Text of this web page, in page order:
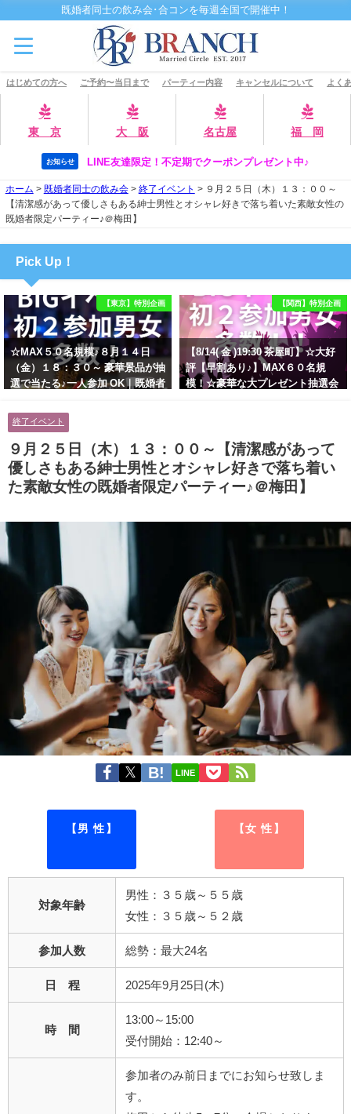
既婚者同士の飲み会･合コンを毎週全国で開催中！
はじめての方へ ご予約〜当日まで パーティー内容 キャンセルについて よく
東 京 大 阪 名古屋 福 岡
お知らせ LINE友達限定！不定期でクーポンプレゼント中♪
ホーム > 既婚者同士の飲み会> 終了イベント > ９月２５日（木）１３：００～
【清潔感があって優しさもある紳士男性とオシャレ好きで落ち着いた素敵女性の
既婚者限定パーティー♪＠梅田】
Pick Up！
【東京】特別企画
☆MAX５０名規模♪８月１４日
（金）１８：３０～ 豪華景品が抽
選で当たる♪一人参加 OK｜既婚者
に余裕のある健康的なオシャレ男
性と美容好きで優しさのある大人
女性の既婚者限定ビッグパーティ
ー♪＠池袋】
【関西】特別企画
【8/14( 金 )19:30 茶屋町】☆大好
評【早割あり♪】MAX６０名規
模！☆豪華な大プレゼント抽選会
ティー♪＠茶屋町】
終了イベント
９月２５日（木）１３：００～【清潔感があって
優しさもある紳士男性とオシャレ好きで落ち着い
た素敵女性の既婚者限定パーティー♪＠梅田】
LINE
【男 性】 【女 性】
対象年齢
男性：３５歳～５５歳
女性：３５歳～５２歳
参加人数 総勢：最大24名
日 程 2025年9月25日(木)
時 間
13:00～15:00
受付開始：12:40～
参加者のみ前日までにお知らせ致しま
す。